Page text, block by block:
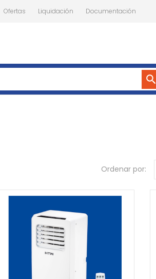
Ofertas Liquidación Documentación
search
Ordenar por: